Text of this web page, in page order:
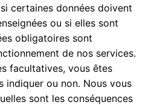
certaines données doivent
ou si elles sont
obligatoires sont
de nos services.
facultatives, vous êtes
indiquer ou non. Nous vous
sont les conséquences